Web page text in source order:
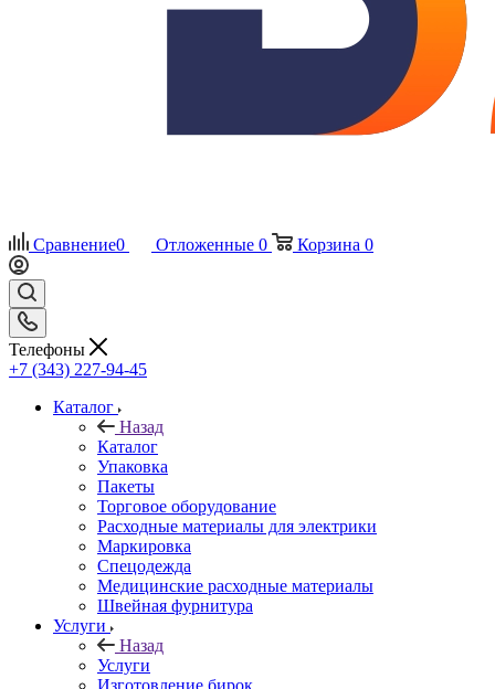
Сравнение0 Отложенные 0 Корзина 0
Телефоны
+7 (343) 227-94-45
Каталог
Назад
Каталог
Упаковка
Пакеты
Торговое оборудование
Расходные материалы для электрики
Маркировка
Спецодежда
Медицинские расходные материалы
Швейная фурнитура
Услуги
Назад
Услуги
Изготовление бирок